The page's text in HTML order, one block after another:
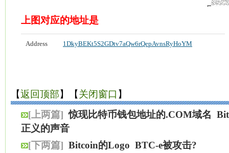
上图对应的地址是
Address 1DkyBEKt5S2GDtv7aQw6rQepAvnsRyHoYM
【返回顶部】【关闭窗口 】
[上两篇] 惊现比特币钱包地址的.COM域名
正义的声音
[下两篇] Bitcoin的Logo BTC-e被攻击?